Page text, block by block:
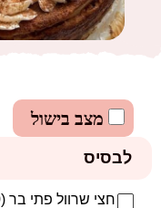
מצב בישול
לבסיס
חצי שרוול פתי בר (120 גרם)